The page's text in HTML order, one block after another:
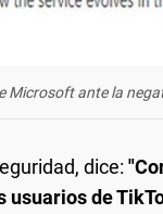
Microsoft ante la
dice:
usuarios de